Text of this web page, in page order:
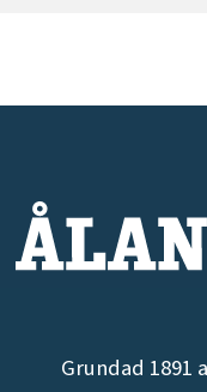
Grundad 1891